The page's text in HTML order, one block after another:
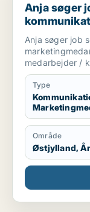
Anja søger
Anja søger job
medarbejder /
Type
Område
Østjylland,